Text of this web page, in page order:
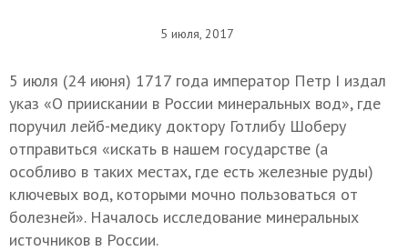
5 июля, 2017
5 июля (24 июня) 1717 года император Петр I издал
указ «О приискании в России минеральных вод», где
поручил лейб-медику доктору Готлибу Шоберу
отправиться «искать в нашем государстве (а
особливо в таких местах, где есть железные руды)
ключевых вод, которыми мочно пользоваться от
болезней». Началось исследование минеральных
источников в России.